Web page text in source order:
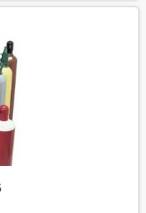
e reduzir